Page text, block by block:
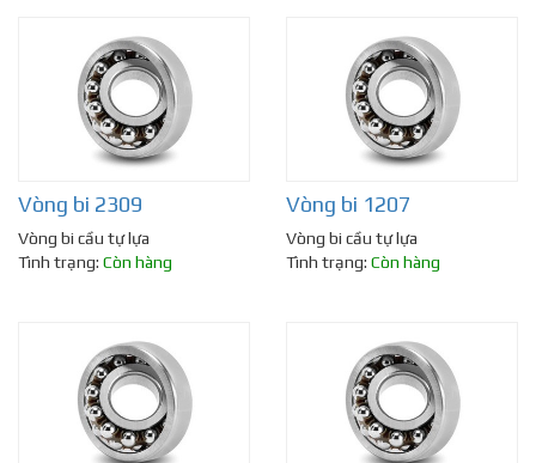
Vòng bi 2309
Vòng bi cầu tự lựa
Tình trạng: Còn hàng
Vòng bi 1207
Vòng bi cầu tự lựa
Tình trạng: Còn hàng